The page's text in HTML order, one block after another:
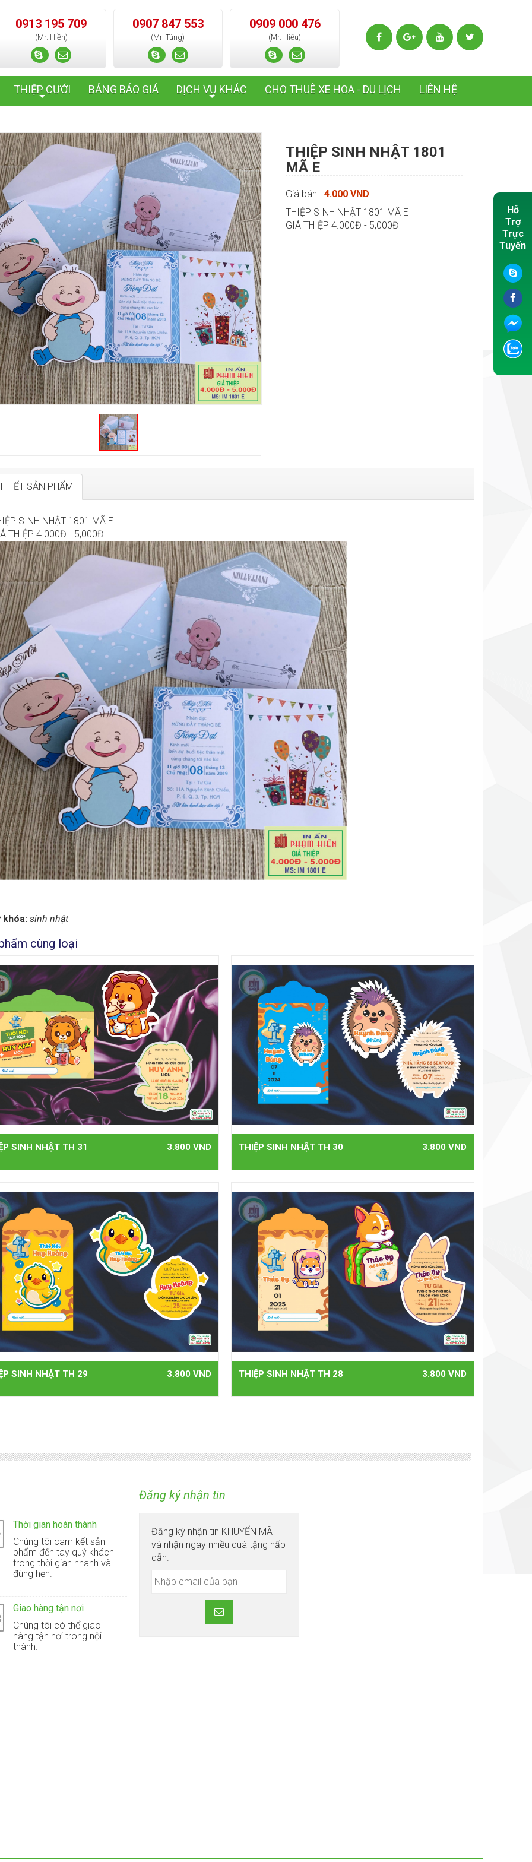
0913 195 709
(Mr. Hiền)
0907 847 553
(Mr. Tùng)
0909 000 476
(Mr. Hiếu)
+
THIỆP CƯỚI BẢNG BÁO GIÁ
+
DỊCH VỤ KHÁC CHO THUÊ XE HOA - DU LỊCH LIÊN HỆ
THIỆP SINH NHẬT 1801
MÃ E
Giá bán: 4.000 VND
THIỆP SINH NHẬT 1801 MÃ E
GIÁ THIỆP 4.000Đ - 5,000Đ
TIẾT SẢN PHẨM
SINH NHẬT 1801 MÃ E
THIỆP 4.000Đ - 5,000Đ
khóa: sinh nhật
cùng loại
SINH NHẬT TH 31 3.800 VND THIỆP SINH NHẬT TH 30 3.800 VND
SINH NHẬT TH 29 3.800 VND THIỆP SINH NHẬT TH 28 3.800 VND
Thời gian hoàn thành
Chúng tôi cam kết sản
phẩm đến tay quý khách
trong thời gian nhanh và
đúng hẹn.
Giao hàng tận nơi
Chúng tôi có thể giao
hàng tận nơi trong nội
thành.
Đăng ký nhận tin
Đăng ký nhận tin KHUYẾN MÃI
và nhận ngay nhiều quà tặng hấp
dẫn.
Hỗ
Trợ
Trực
Tuyến